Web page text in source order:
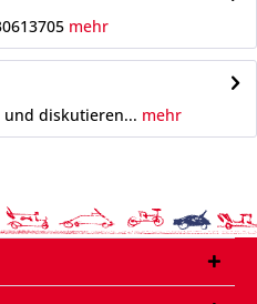
mehr
und diskutieren... mehr